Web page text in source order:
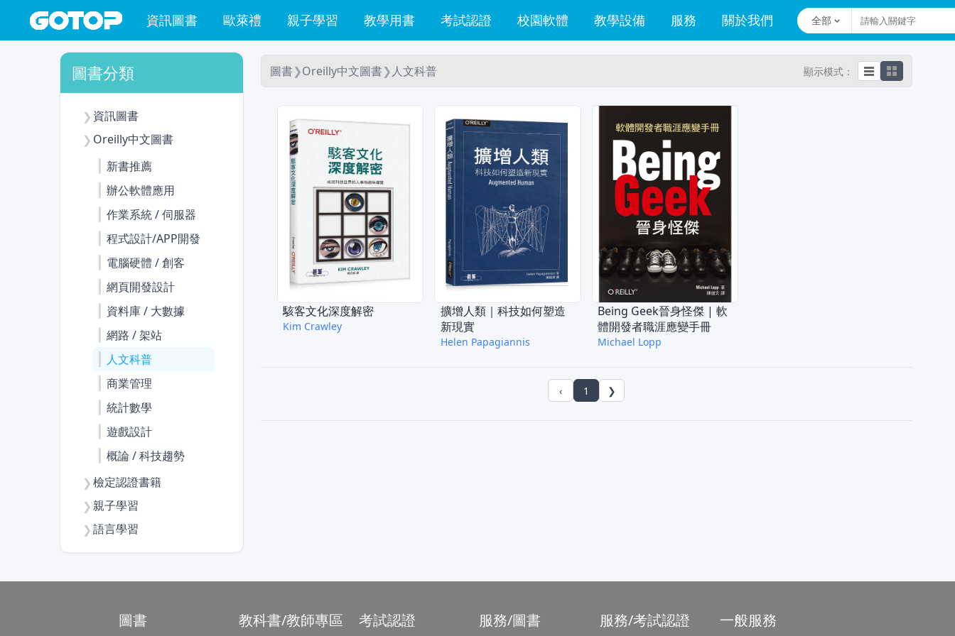
資訊圖書 歐萊禮 親子學習 教學用書 考試認證 校園軟體 教學設備 服務 關於我們 全部
圖書分類
❯ 資訊圖書
❯ Oreilly中文圖書
新書推薦
辦公軟體應用
作業系統 / 伺服器
程式設計/APP開發
電腦硬體 / 創客
網頁開發設計
資料庫 / 大數據
網路 / 架站
人文科普
商業管理
統計數學
遊戲設計
概論 / 科技趨勢
❯檢定認證書籍
❯親子學習
❯語言學習
圖書❯Oreilly中文圖書❯ 人文科普 顯示模式：
駭客文化深度解密
Kim Crawley
擴增人類｜科技如何塑造
新現實
Helen Papagiannis
Being Geek晉身怪傑 | 軟
體開發者職涯應變手冊
Michael Lopp
‹ 1 ❯
圖書 教科書/教師專區 考試認證 服務/圖書 服務/考試認證 一般服務